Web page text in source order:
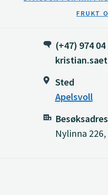
FRUKT
(+47) 974 04
Sted
Apelsvoll
Nylinna